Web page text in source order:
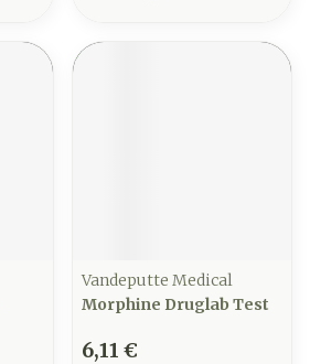
Vandeputte Medical
Morphine Druglab Test
6,11 €